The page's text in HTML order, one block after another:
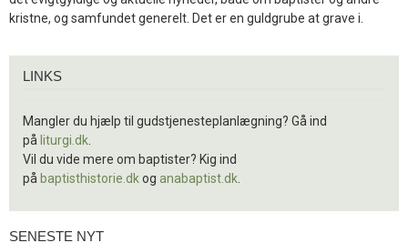
kristne, og samfundet generelt. Det er en guldgrube at grave i.
LINKS
Mangler du hjælp til gudstjenesteplanlægning? Gå ind
på liturgi.dk
Vil du vide mere om baptister? Kig ind
på baptisthistorie.dkog anabaptist.dk
Seneste
SENESTE NYT